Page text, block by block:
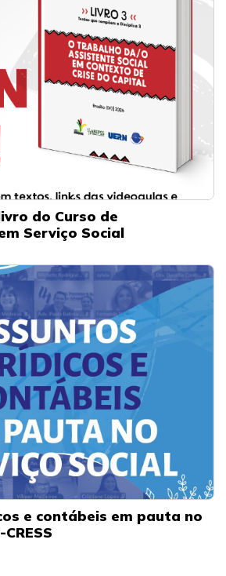
do Curso de
Serviço Social
e contábeis em pauta no